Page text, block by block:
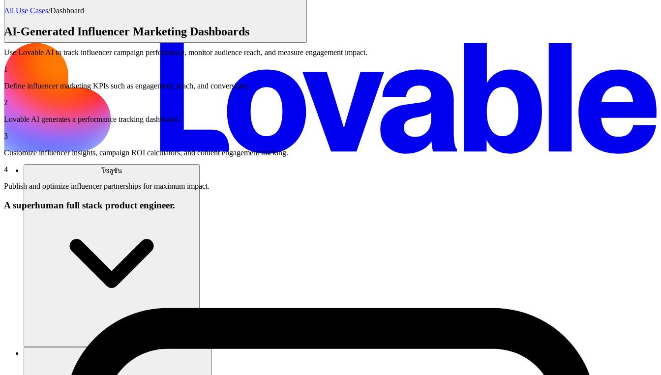
โซลูชัน
All Use Cases/Dashboard
AI-Generated Influencer Marketing Dashboards
Use Lovable AI to track influencer campaign performance, monitor audience reach, and measure engagement impact.
1
Define influencer marketing KPIs such as engagement, reach, and conversions.
2
Lovable AI generates a performance tracking dashboard.
3
Customize influencer insights, campaign ROI calculators, and content engagement tracking.
4
Publish and optimize influencer partnerships for maximum impact.
A superhuman full stack product engineer.